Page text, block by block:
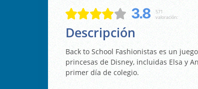
3.8
571
valoración:
Descripción
Back to School Fashionistas es un
princesas de Disney, incluidas Elsa y
primer día de colegio.